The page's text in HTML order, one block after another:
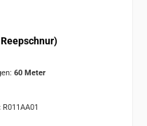
60 Meter
R011AA01